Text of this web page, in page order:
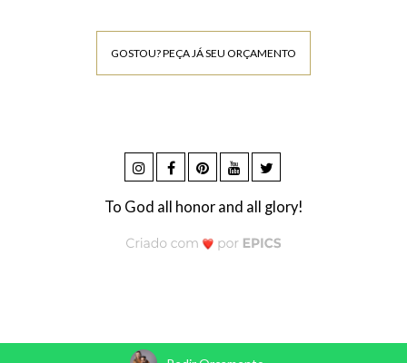
GOSTOU? PEÇA JÁ SEU ORÇAMENTO
To God all honor and all glory!